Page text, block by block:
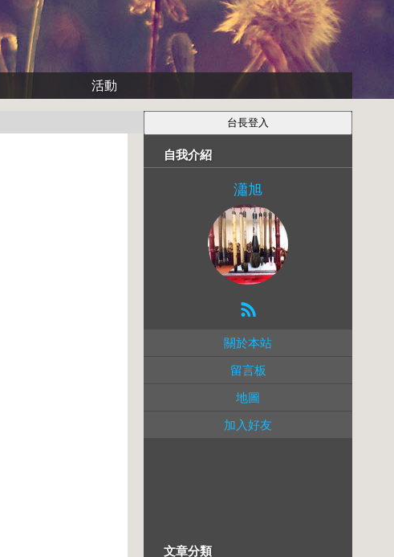
活動
自我介紹
瀟旭
關於本站
留言板
地圖
加入好友
文章分類